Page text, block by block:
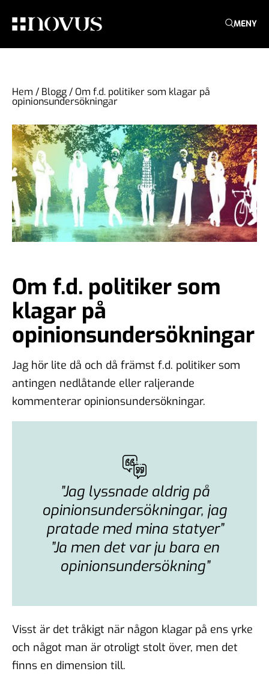
MENY
Hem / Blogg/ Om f.d. politiker som klagar på
opinionsundersökningar
Om f.d. politiker som
klagar på
opinionsundersökningar
Jag hör lite då och då främst f.d. politiker som
antingen nedlåtande eller raljerande
kommenterar opinionsundersökningar.
”Jag lyssnade aldrig på
opinionsundersökningar, jag
pratade med mina statyer”
”Ja men det var ju bara en
opinionsundersökning”
Visst är det tråkigt när någon klagar på ens yrke
och något man är otroligt stolt över, men det
finns en dimension till.